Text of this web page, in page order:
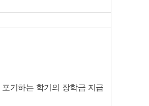
포기하는 학기의 장학금 지급